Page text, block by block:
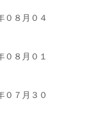
０８月０４
８月０１
０７月３０